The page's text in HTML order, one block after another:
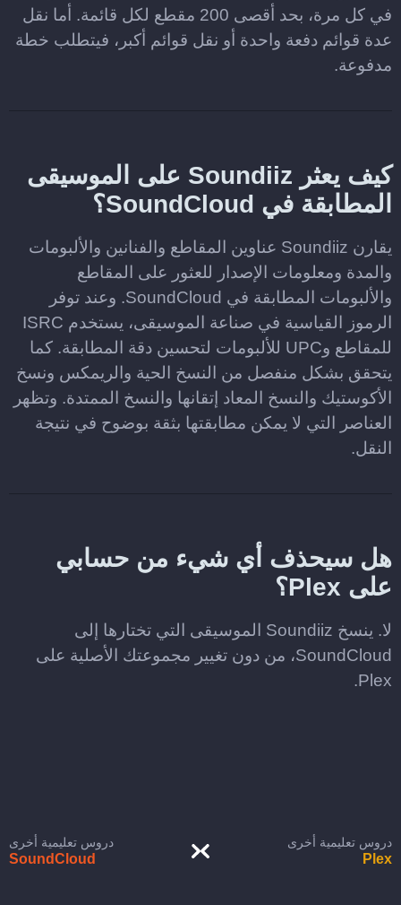
في كل مرة، بحد أقصى 200 مقطع لكل قائمة. أما نقل
عدة قوائم دفعة واحدة أو نقل قوائم أكبر، فيتطلب خطة
مدفوعة.
كيف يعثر Soundiiz على الموسيقى
المطابقة في SoundCloud؟
يقارن Soundiiz عناوين المقاطع والفنانين والألبومات
والمدة ومعلومات الإصدار للعثور على المقاطع
والألبومات المطابقة في SoundCloud. وعند توفر
الرموز القياسية في صناعة الموسيقى، يستخدم ISRC
للمقاطع وUPC للألبومات لتحسين دقة المطابقة. كما
يتحقق بشكل منفصل من النسخ الحية والريمكس ونسخ
الأكوستيك والنسخ المعاد إتقانها والنسخ الممتدة. وتظهر
العناصر التي لا يمكن مطابقتها بثقة بوضوح في نتيجة
النقل.
هل سيحذف أي شيء من حسابي
على Plex؟
لا. ينسخ Soundiiz الموسيقى التي تختارها إلى
SoundCloud، من دون تغيير مجموعتك الأصلية على
Plex.
دروس تعليمية أخرى
Plex
دروس تعليمية أخرى
SoundCloud